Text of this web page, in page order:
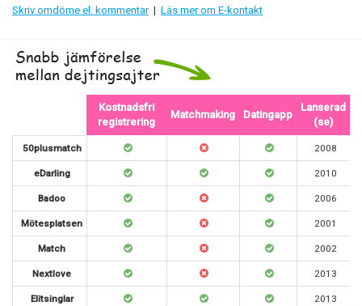
Skriv omdöme el. kommentar | Läs mer om E-kontakt
Kostnadsfri
registrering
Matchmaking Datingapp
Lanserad
(se)
50plusmatch 2008
eDarling 2010
Badoo 2006
Mötesplatsen 2001
Match 2002
Nextlove 2013
Elitsinglar 2013